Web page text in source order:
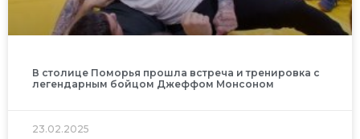
В столице Поморья прошла встреча и тренировка с
легендарным бойцом Джеффом Монсоном
23.02.2025